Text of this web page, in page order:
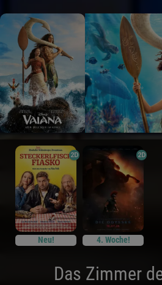
2D
Neu!
2D
4. Woche!
Das Zimmer